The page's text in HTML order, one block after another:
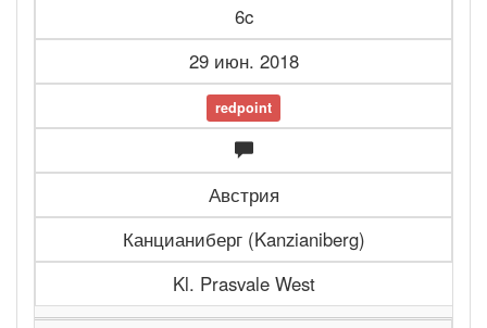
6c
29 июн. 2018
redpoint
Австрия
Канцианиберг (Kanzianiberg)
Kl. Prasvale West